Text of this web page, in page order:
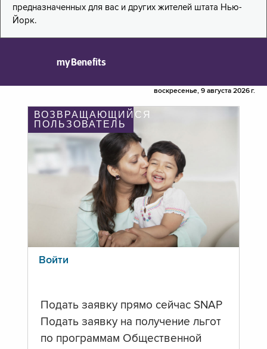
предназначенных для вас и других жителей штата Нью-
Йорк.
myBenefits
воскресенье, 9 августа 2026 г.
ВОЗВРАЩАЮЩИЙСЯ
ПОЛЬЗОВАТЕЛЬ
Войти
Подать заявку прямо сейчас SNAP
Подать заявку на получение льгот
по программам Общественной